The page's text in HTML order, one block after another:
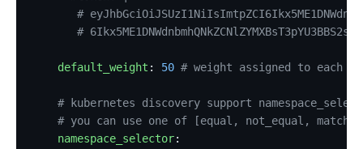
#
#
    default_weight
: 50 # weight assigned to each
# kubernetes discovery support
# you can use one of [equal, not_equal, match,
    namespace_selector
: